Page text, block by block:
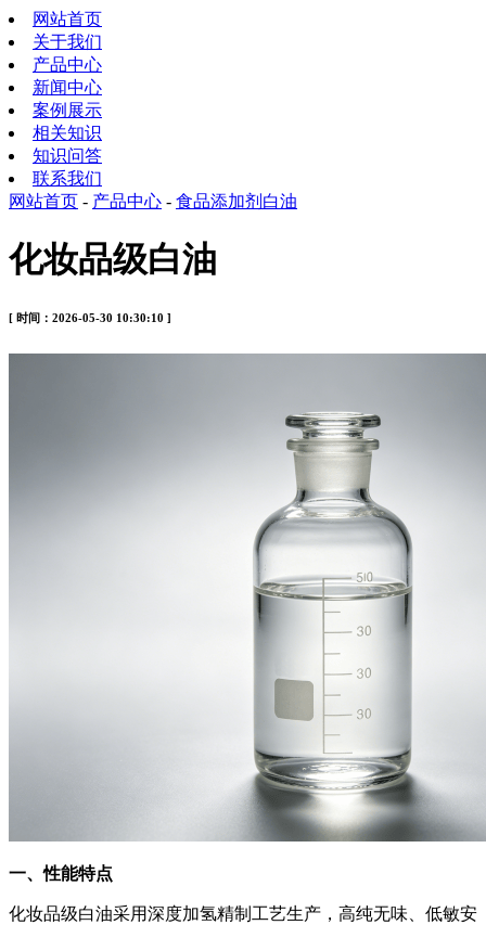
网站首页
关于我们
产品中心
新闻中心
案例展示
相关知识
知识问答
联系我们
网站首页 - 产品中心 - 食品添加剂白油
化妆品级白油
[ 时间：2026-05-30 10:30:10 ]
一、性能特点
化妆品级白油采用深度加氢精制工艺生产，高纯无味、低敏安